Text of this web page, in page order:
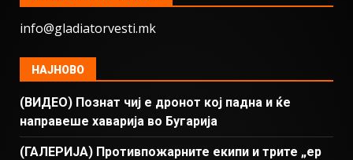
info@gladiatorvesti.mk
НАЈНОВО
(ВИДЕО) Познат чиј е дронот кој падна и ќе
направеше хаварија во Бугарија
(ГАЛЕРИЈА) Противпожарните екипи и трите „ер